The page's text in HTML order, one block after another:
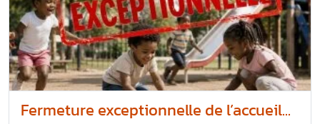
Fermeture exceptionnelle de l’accueil...